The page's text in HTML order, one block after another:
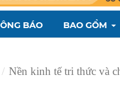
BÁO BAO GỒM
/ Nền kinh tế tri thức và